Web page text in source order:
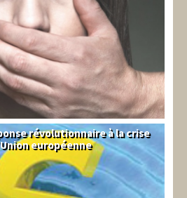
Syndicalrévolutionnaire à la crise
européenne